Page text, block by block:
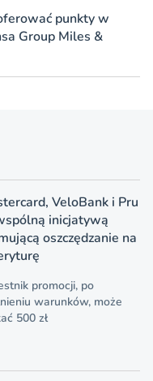
punkty w
Group Miles &
VeloBank i Pru
inicjatywą
oszczędzanie na
promocji, po
warunków, może
500 zł